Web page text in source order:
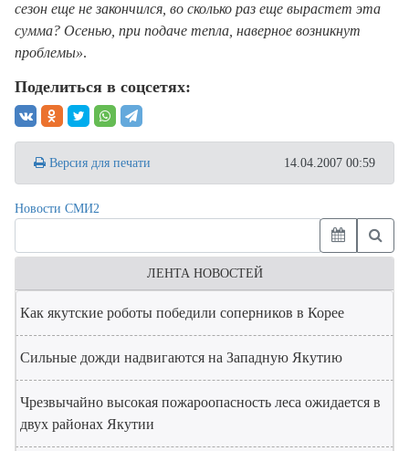
сезон еще не закончился, во сколько раз еще вырастет эта
сумма? Осенью, при подаче тепла, наверное возникнут
проблемы».
Поделиться в соцсетях:
Версия для печати 14.04.2007 00:59
Новости СМИ2
ЛЕНТА НОВОСТЕЙ
Как якутские роботы победили соперников в Корее
Сильные дожди надвигаются на Западную Якутию
Чрезвычайно высокая пожароопасность леса ожидается в
двух районах Якутии